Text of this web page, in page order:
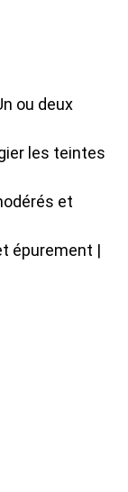
ou deux
les teintes
et
épurement |